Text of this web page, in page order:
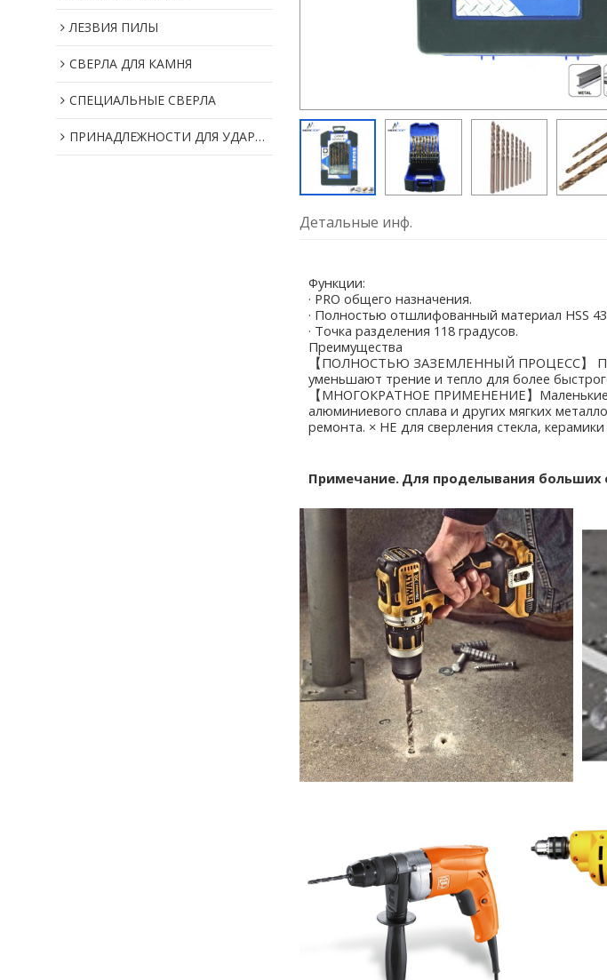
ЛЕЗВИЯ ПИЛЫ
СВЕРЛА ДЛЯ КАМНЯ
СПЕЦИАЛЬНЫЕ СВЕРЛА
ПРИНАДЛЕЖНОСТИ ДЛЯ УДАРНОГО ИНСТРУМЕНТА
Детальные инф.
Функции:
· PRO общего назначения.
· Полностью отшлифованный материал HSS
· Точка разделения 118 градусов.
Преимущества
【ПОЛНОСТЬЮ ЗАЗЕМЛЕННЫЙ ПРОЦЕСС】
уменьшают трение и тепло для более
【МНОГОКРАТНОЕ ПРИМЕНЕНИЕ】Маленькие
алюминиевого сплава и других мягких
ремонта. × НЕ для сверления стекла,
Примечание. Для проделывания больших